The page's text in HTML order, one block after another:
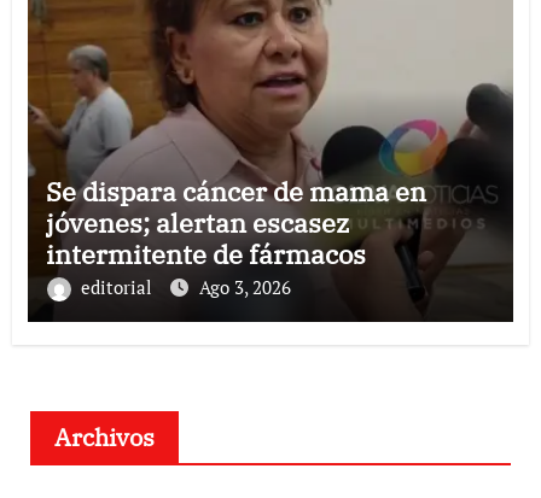
Se dispara cáncer de mama en
jóvenes; alertan escasez
intermitente de fármacos
editorial Ago 3, 2026
Archivos